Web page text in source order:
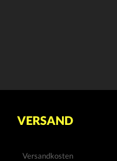
VERSAND
Versandkosten